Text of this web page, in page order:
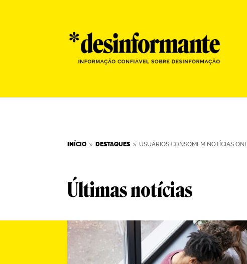
INÍCIO 9 DESTAQUES 9 USUÁRIOS CONSOMEM NOTÍCIAS
Últimas notícias